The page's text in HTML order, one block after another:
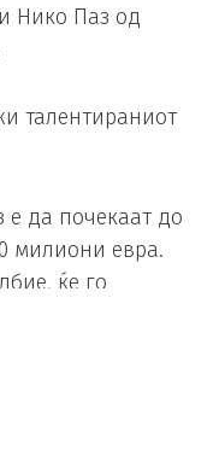
Нико Паз од
талентираниот
да почекаат до
милиони евра.
ќе го